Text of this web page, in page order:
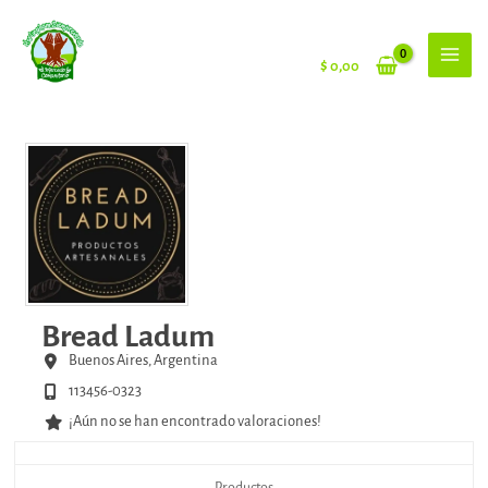
contenido
$ 0,00
Bread Ladum
Buenos Aires, Argentina
113456-0323
¡Aún no se han encontrado valoraciones!